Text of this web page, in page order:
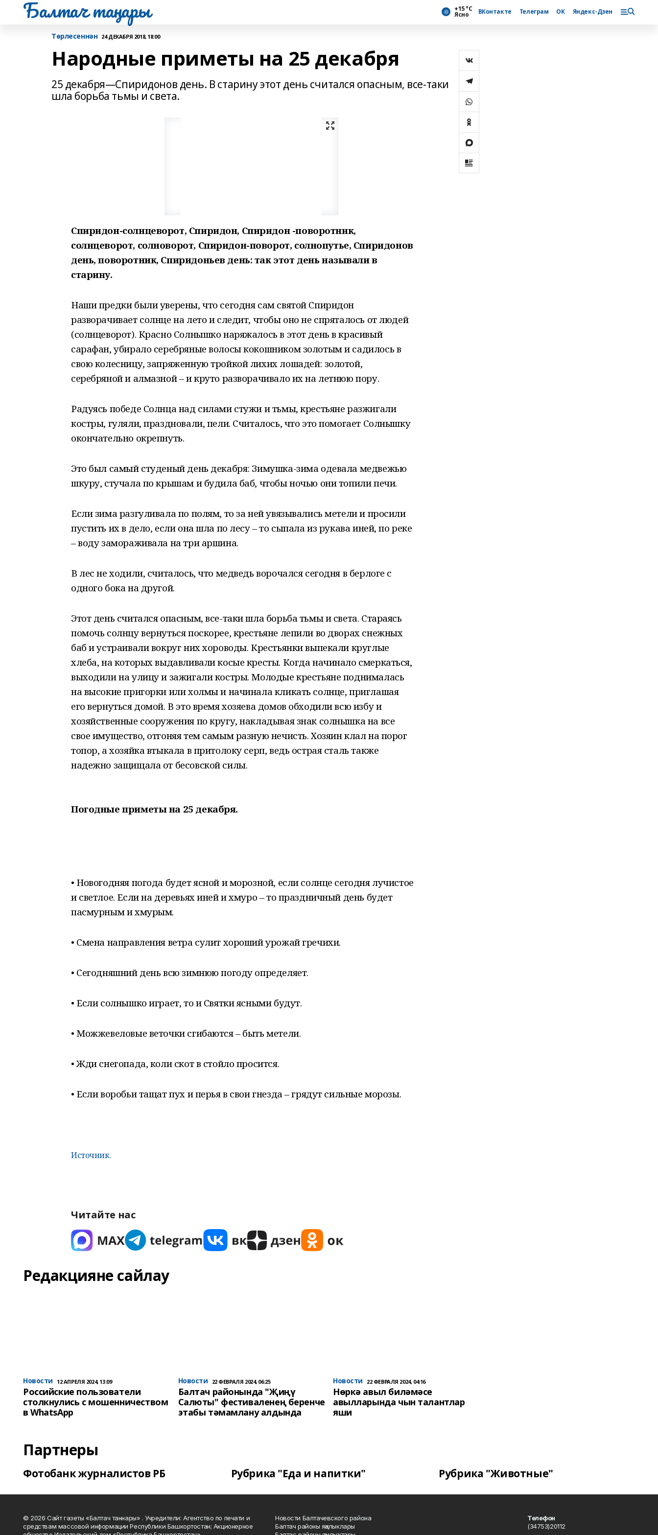
Балтач таңнары +15 °С
Ясно ВКонтакте Телеграм ОК Яндекс-Дзен
Tөрлесеннән 24 ДЕКАБРЯ 2018, 18:00
Народные приметы на 25 декабря
25 декабря—Спиридонов день. В старину этот день считался опасным, все-таки
шла борьба тьмы и света.
Спиридон-солнцеворот, Спиридон, Спиридон -поворотник,
солнцеворот, солноворот, Спиридон-поворот, солнопутье, Спиридонов
день, поворотник, Спиридоньев день: так этот день называли в
старину.
Наши предки были уверены, что сегодня сам святой Спиридон
разворачивает солнце на лето и следит, чтобы оно не спряталось от людей
(солнцеворот). Красно Солнышко наряжалось в этот день в красивый
сарафан, убирало серебряные волосы кокошником золотым и садилось в
свою колесницу, запряженную тройкой лихих лошадей: золотой,
серебряной и алмазной – и круто разворачивало их на летнюю пору.
Радуясь победе Солнца над силами стужи и тьмы, крестьяне разжигали
костры, гуляли, праздновали, пели. Считалось, что это помогает Солнышку
окончательно окрепнуть.
Это был самый студеный день декабря: Зимушка-зима одевала медвежью
шкуру, стучала по крышам и будила баб, чтобы ночью они топили печи.
Если зима разгуливала по полям, то за ней увязывались метели и просили
пустить их в дело, если она шла по лесу – то сыпала из рукава иней, по реке
– воду замораживала на три аршина.
В лес не ходили, считалось, что медведь ворочался сегодня в берлоге с
одного бока на другой.
Этот день считался опасным, все-таки шла борьба тьмы и света. Стараясь
помочь солнцу вернуться поскорее, крестьяне лепили во дворах снежных
баб и устраивали вокруг них хороводы. Крестьянки выпекали круглые
хлеба, на которых выдавливали косые кресты. Когда начинало смеркаться,
выходили на улицу и зажигали костры. Молодые крестьяне поднималась
на высокие пригорки или холмы и начинала кликать солнце, приглашая
его вернуться домой. В это время хозяева домов обходили всю избу и
хозяйственные сооружения по кругу, накладывая знак солнышка на все
свое имущество, отгоняя тем самым разную нечисть. Хозяин клал на порог
топор, а хозяйка втыкала в притолоку серп, ведь острая сталь также
надежно защищала от бесовской силы.
Погодные приметы на 25 декабря.
• Новогодняя погода будет ясной и морозной, если солнце сегодня лучистое
и светлое. Если на деревьях иней и хмуро – то праздничный день будет
пасмурным и хмурым.
• Смена направления ветра сулит хороший урожай гречихи.
• Сегодняшний день всю зимнюю погоду определяет.
• Если солнышко играет, то и Святки ясными будут.
• Можжевеловые веточки сгибаются – быть метели.
• Жди снегопада, коли скот в стойло просится.
• Если воробьи тащат пух и перья в свои гнезда – грядут сильные морозы.
Источник.
Читайте нас
Редакцияне сайлау
Новости 12 АПРЕЛЯ 2024, 13:09
Российские пользователи
столкнулись с мошенничеством
в WhatsApp
Новости 22 ФЕВРАЛЯ 2024, 06:25
Балтач районында "Җиңү
Салюты" фестиваленең беренче
этабы тәмамлану алдында
Новости 22 ФЕВРАЛЯ 2024, 04:16
Нөркә авыл биләмәсе
авылларында чын талантлар
яши
Партнеры
Фотобанк журналистов РБ Рубрика "Еда и напитки" Рубрика "Животные"
© 2026 Сайт газеты «Балтач таннары» . Учредители: Агентство по печати и
средствам массовой информации Республики Башкортостан; Акционерное
Новости Балтачевского района
Балтач районы яңалыклары
Телефон
(34753)20112